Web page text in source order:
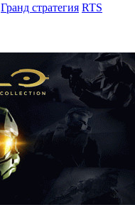
Гранд стратегия RTS